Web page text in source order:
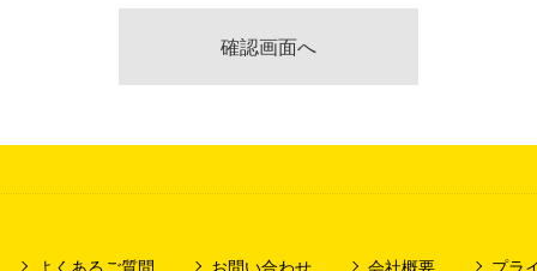
よくあるご質問 お問い合わせ 会社概要 プラ